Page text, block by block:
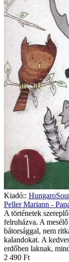
Kiadó::
Peller Mariann -
A történetek
felruházva. A
bátorsággal, nem
kalandokat. A
erdőben laknak,
2 490 Ft